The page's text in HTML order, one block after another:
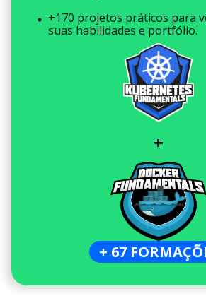
+170 projetos práticos para
suas habilidades e portfólio.
+
+ 67